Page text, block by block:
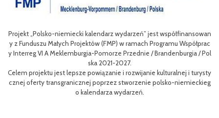
/ Pol
i turysty
Celem III Polsko-Niemieckich Dni Turystyki Rowerowej jest
nie oferty turystycznej oraz ułatwienie transgranicznego
niej dla mieszkańców obszaru Euroregionu Pomerania jak i dla
w odwiedzających region.
Efektem planowanych działań jest przybliżenie zwykłym
m rowerów możliwości różnych tras oraz miejsc do zwiedzenia,
aangażowanie prawdziwych rowerowych pasjonatów w rozwój